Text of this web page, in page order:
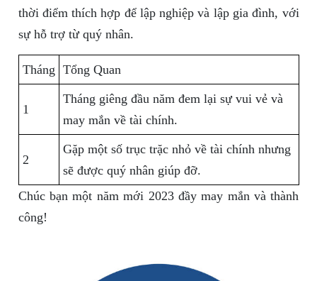
thời điểm thích hợp để lập nghiệp và lập gia đình, với
sự hỗ trợ từ quý nhân.
Tháng Tổng Quan
1
Tháng giêng đầu năm đem lại sự vui vẻ và
may mắn về tài chính.
2
Gặp một số trục trặc nhỏ về tài chính nhưng
sẽ được quý nhân giúp đỡ.
Chúc bạn một năm mới 2023 đầy may mắn và thành
công!